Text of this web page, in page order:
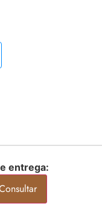
entrega: